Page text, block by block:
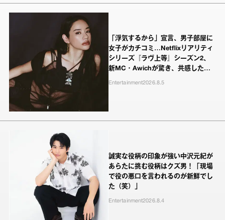
「浮気するから」宣言、男子部屋に
女子がカチコミ…Netflixリアリティ
シリーズ『ラヴ上等』シーズン2、
新MC・Awichが驚き、共感したヤ
ンキーたちの本気の恋模様
Entertainment2026.8.5
誠実な役柄の印象が強い中沢元紀が
あらたに挑む役柄はクズ男！「現場
で役の悪口を言われるのが新鮮でし
た（笑）」
Entertainment2026.8.4